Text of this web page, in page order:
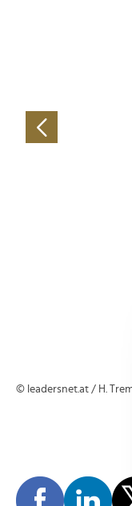
© leadersnet.at / H.